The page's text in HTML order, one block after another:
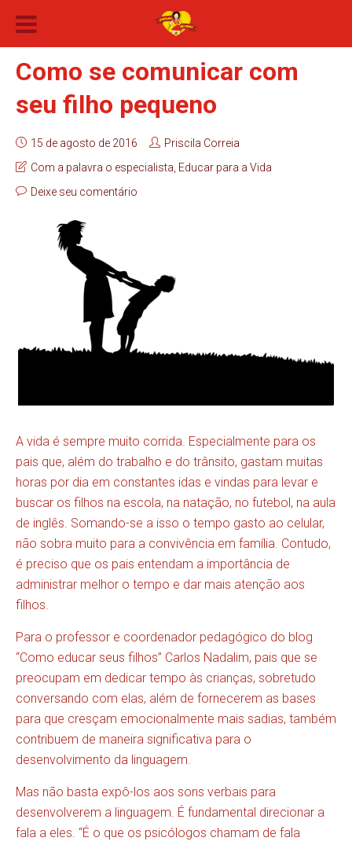
Como se comunicar com
seu filho pequeno
15 de agosto de 2016
Priscila Correia
Com a palavra o especialista Educar para a Vida
Deixe seu comentário
A vida é sempre muito corrida. Especialmente para os
pais que, além do trabalho e do trânsito, gastam muitas
horas por dia em constantes idas e vindas para levar e
buscar os filhos na escola, na natação, no futebol, na aula
de inglês. Somando-se a isso o tempo gasto ao celular,
não sobra muito para a convivência em família. Contudo,
é preciso que os pais entendam a importância de
administrar melhor o tempo e dar mais atenção aos
filhos.
Para o professor e coordenador pedagógico do blog
“Como educar seus filhos” Carlos Nadalim, pais que se
preocupam em dedicar tempo às crianças, sobretudo
conversando com elas, além de fornecerem as bases
para que cresçam emocionalmente mais sadias, também
contribuem de maneira significativa para o
desenvolvimento da linguagem.
Mas não basta expô-los aos sons verbais para
desenvolverem a linguagem. É fundamental direcionar a
fala a eles. “É o que os psicólogos chamam de fala